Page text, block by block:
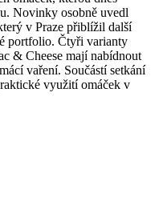
Novinky osobně uvedl
v Praze přiblížil další
portfolio. Čtyři varianty
& Cheese mají nabídnout
vaření. Součástí setkání
využití omáček v